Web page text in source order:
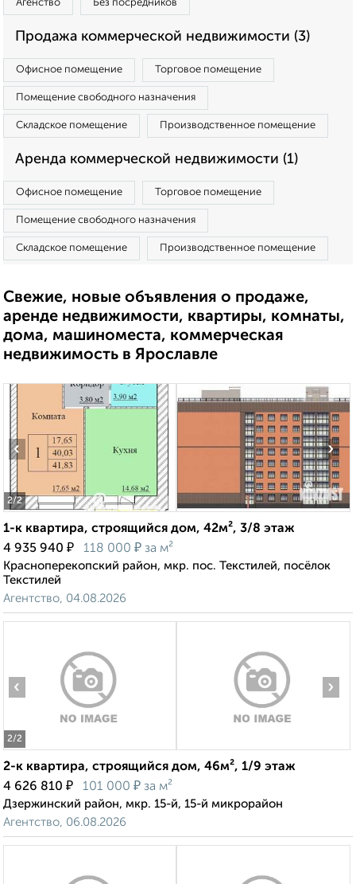
Агенство Без посредников
Продажа коммерческой недвижимости (3)
Офисное помещение Торговое помещение
Помещение свободного назначения
Складское помещение Производственное помещение
Аренда коммерческой недвижимости (1)
Офисное помещение Торговое помещение
Помещение свободного назначения
Складское помещение Производственное помещение
Свежие, новые объявления о продаже,
аренде недвижимости, квартиры, комнаты,
дома, машиноместа, коммерческая
недвижимость в Ярославле
2/2
‹ ›
1-к квартира, строящийся дом, 42м², 3/8 этаж
4 935 940 ₽ 118 000 ₽ за м²
Красноперекопский район, мкр. пос. Текстилей, посёлок
Текстилей
Агентство, 04.08.2026
2/2
‹ ›
2-к квартира, строящийся дом, 46м², 1/9 этаж
4 626 810 ₽ 101 000 ₽ за м²
Дзержинский район, мкр. 15-й, 15-й микрорайон
Агентство, 06.08.2026